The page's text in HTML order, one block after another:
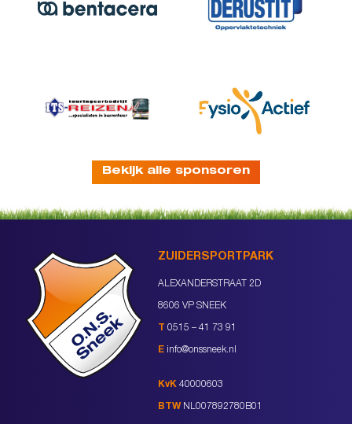
Bekijk alle sponsoren
ZUIDERSPORTPARK
ALEXANDERSTRAAT 2D
8606 VP SNEEK
T 0515 – 41 73 91
E info@onssneek.nl
KvK 40000603
BTW NL007892780B01